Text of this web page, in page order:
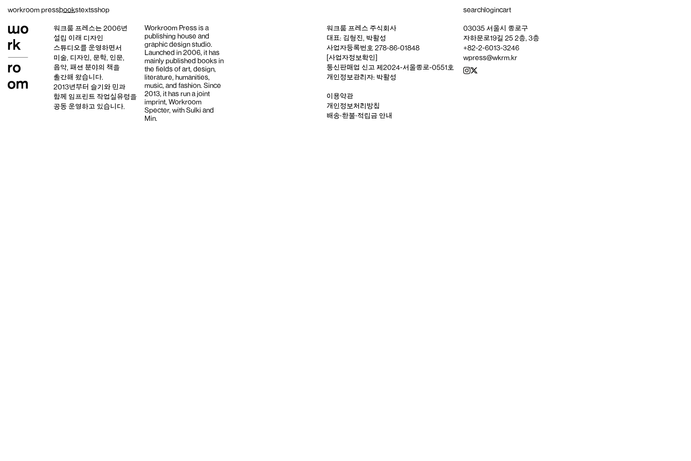
workroom pressbookstextsshop searchlogincart
워크룸 프레스는 2006년
설립 이래 디자인
스튜디오를 운영하면서
미술, 디자인, 문학, 인문,
음악, 패션 분야의 책을
출간해 왔습니다.
2013년부터 슬기와 민과
함께 임프린트 작업실유령을
공동 운영하고 있습니다.
Workroom Press is a
publishing house and
graphic design studio.
Launched in 2006, it has
mainly published books in
the fields of art, design,
literature, humanities,
music, and fashion. Since
2013, it has run a joint
imprint, Workroom
Specter, with Sulki and
Min.
워크룸 프레스 주식회사
대표: 김형진, 박활성
사업자등록번호 278-86-01848
[사업자정보확인]
통신판매업 신고 제2024-서울종로-0551호
개인정보관리자: 박활성
이용약관
개인정보처리방침
배송‧환불‧적립금 안내
03035 서울시 종로구
자하문로19길 25 2층, 3층
+82-2-6013-3246
wpress@wkrm.kr